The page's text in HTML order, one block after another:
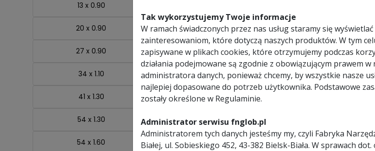
Tak wykorzystujemy Twoje informacje
W ramach świadczonych przez nas usług staramy się
zainteresowaniom, które dotyczą naszych produktów. W tym
zapisywane w plikach cookies, które otrzymujemy podczas
działania podejmowane są zgodnie z obowiązującym prawem
administratora danych, ponieważ chcemy, by wszystkie nasze
najlepiej dopasowane do potrzeb użytkownika. Podstawowe
zostały określone w Regulaminie.
Administrator serwisu fnglob.pl
Administratorem tych danych jesteśmy my, czyli Fabryka
Białej, ul. Sobieskiego 452, 43-382 Bielsk-Biała. W sprawach
13 x 0.90
20 x 0.90
27 x 0.90
34 x 1.10
41 x 1.30
54 x 1.30
54 x 1.60